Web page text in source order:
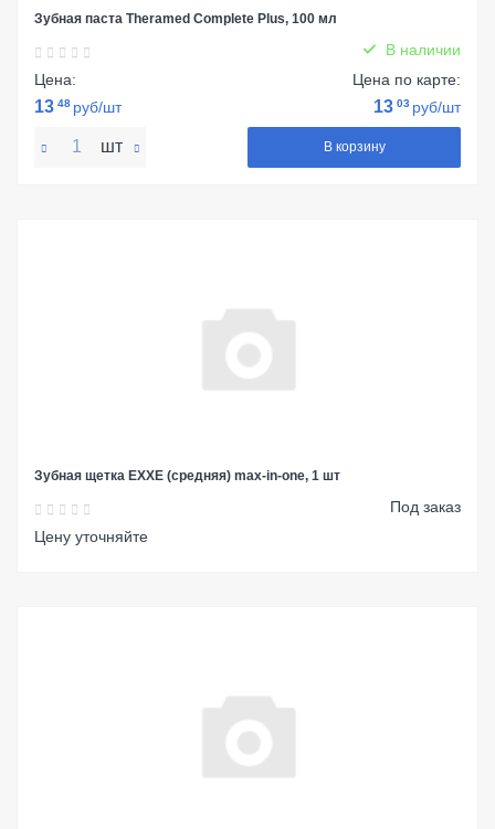
Зубная паста Theramed Complete Plus, 100 мл
В наличии
Цена:
13 48 руб/шт
Цена по карте:
13 03 руб/шт
шт В корзину
Зубная щетка EXXE (средняя) max-in-one, 1 шт
Под заказ
Цену уточняйте